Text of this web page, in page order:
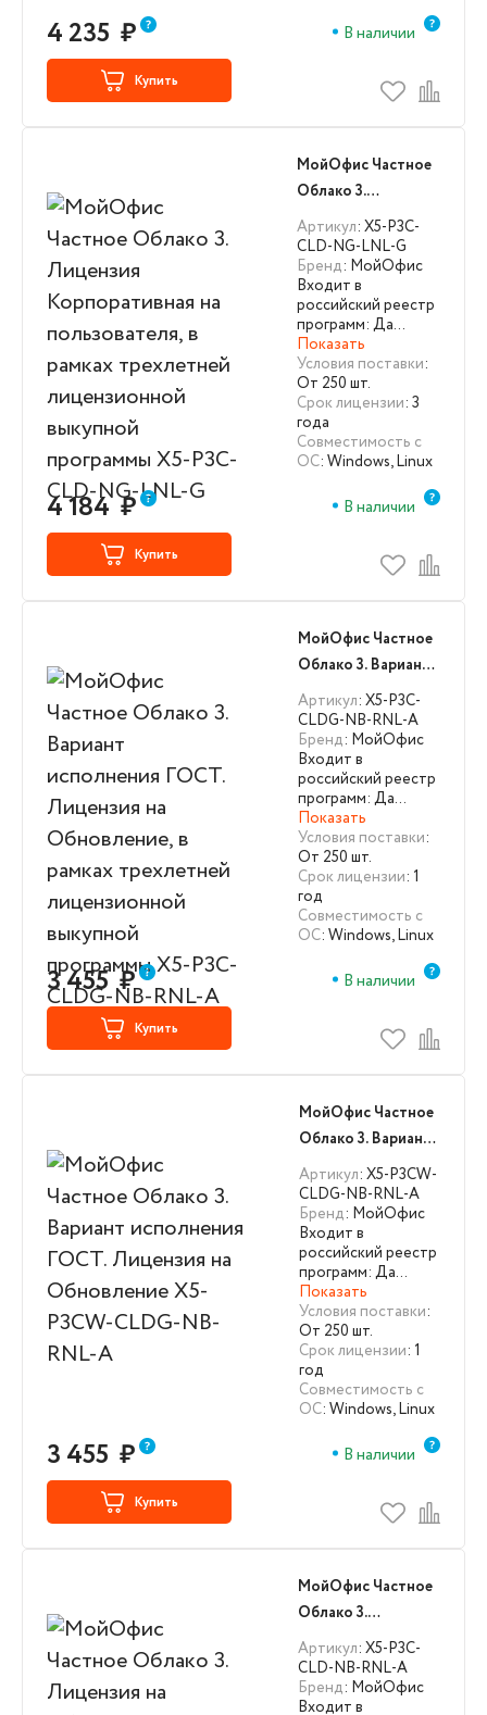
4 235 ₽ В наличии
Купить
МойОфис Частное
Облако 3.
Лицензия
Корпоративная на
пользователя, в
рамках трехлетней
лицензионной
выкупной
программы X5-P3C-
CLD-NG-LNL-G
Артикул: X5-P3C-
CLD-NG-LNL-G
Бренд: МойОфис
Входит в
российский реестр
программ: Да…
Показать
Условия поставки:
От 250 шт.
Срок лицензии: 3
года
Совместимость с
ОС: Windows, Linux
4 184 ₽ В наличии
Купить
МойОфис Частное
Облако 3. Вариант
исполнения ГОСТ.
Лицензия на
Обновление, в
рамках трехлетней
лицензионной
выкупной
программы X5-P3C-
CLDG-NB-RNL-A
Артикул: X5-P3C-
CLDG-NB-RNL-A
Бренд: МойОфис
Входит в
российский реестр
программ: Да…
Показать
Условия поставки:
От 250 шт.
Срок лицензии: 1
год
Совместимость с
ОС: Windows, Linux
3 455 ₽ В наличии
Купить
МойОфис Частное
Облако 3. Вариант
исполнения ГОСТ.
Лицензия на
Обновление X5-
P3CW-CLDG-NB-
RNL-A
Артикул: X5-P3CW-
CLDG-NB-RNL-A
Бренд: МойОфис
Входит в
российский реестр
программ: Да…
Показать
Условия поставки:
От 250 шт.
Срок лицензии: 1
год
Совместимость с
ОС: Windows, Linux
3 455 ₽ В наличии
Купить
МойОфис Частное
Облако 3.
Лицензия на
Обновление, в
рамках трехлетней
Артикул: X5-P3C-
CLD-NB-RNL-A
Бренд: МойОфис
Входит в